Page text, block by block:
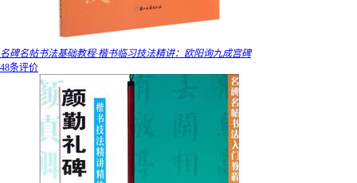
名碑名帖书法基础教程·楷书临习技法精讲：欧阳询九成宫碑
48条评价